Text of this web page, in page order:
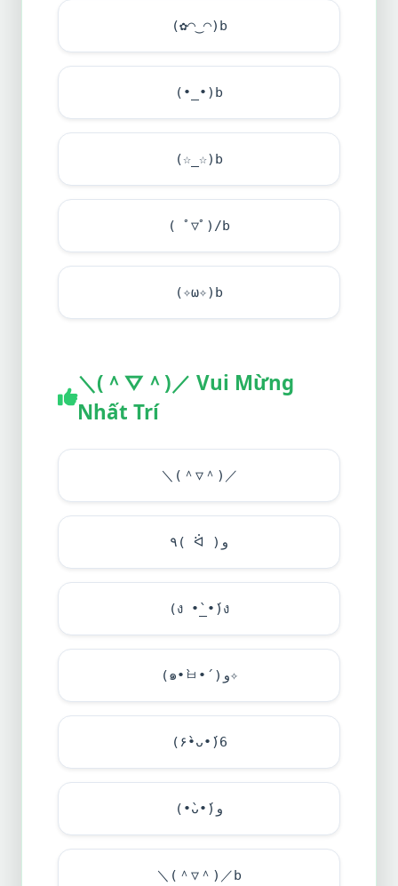
(✿◠‿◠)b
(•_•)b
(☆_☆)b
( ﾟ▽ﾟ)/b
(✧ω✧)b
＼(＾▽＾)／ Vui Mừng
Nhất Trí
＼(＾▽＾)／
٩( ᐛ )و
(ง •̀_•́)ง
(๑•̀ㅂ•́)و✧
(۶•̀ᴗ•́)6
(•̀ᴗ•́)و
＼(＾▽＾)／b